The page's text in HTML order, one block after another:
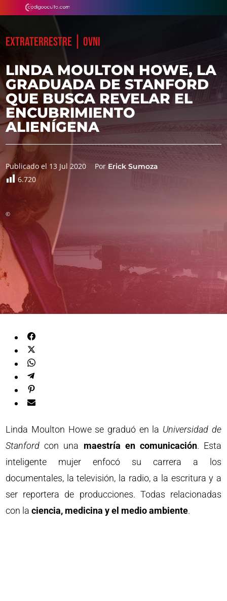
EXTRATERRESTRE |OVNI
LINDA MOULTON HOWE, LA
GRADUADA DE STANFORD
QUE BUSCA REVELAR EL
ENCUBRIMIENTO
ALIENÍGENA
Publicado el 13 Jul 2020 Por Erick Sumoza
6.720
©
Linda Moulton Howe se graduó en la Universidad de
Stanford con una maestría en comunicación. Esta
inteligente mujer enfocó su carrera a los
documentales, la televisión, la radio, a la escritura y a
ser reportera de producciones. Todas relacionadas
con laciencia, medicina y el medio ambiente.